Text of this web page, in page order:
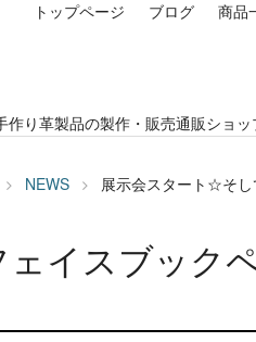
トップページ ブログ 商品
り革製品の製作・販売通販ショッ
NEWS 展示会スタート☆そし
イスブック